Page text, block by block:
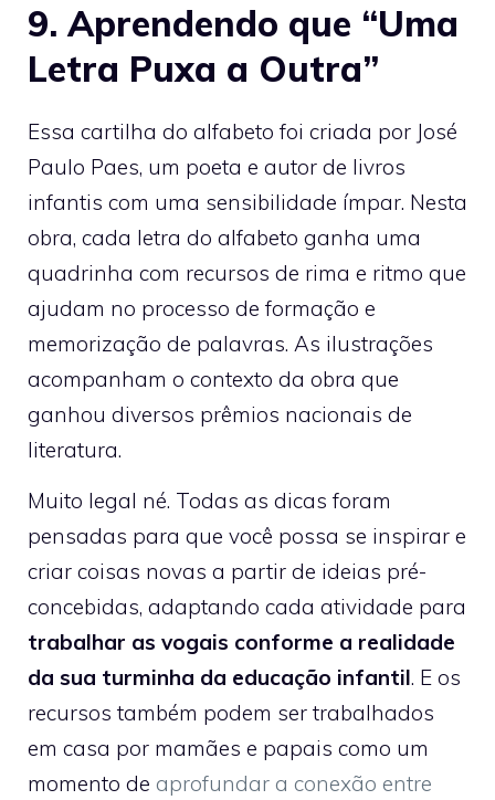
9. Aprendendo que “Uma
Letra Puxa a Outra”
Essa cartilha do alfabeto foi criada por José
Paulo Paes, um poeta e autor de livros
infantis com uma sensibilidade ímpar. Nesta
obra, cada letra do alfabeto ganha uma
quadrinha com recursos de rima e ritmo que
ajudam no processo de formação e
memorização de palavras. As ilustrações
acompanham o contexto da obra que
ganhou diversos prêmios nacionais de
literatura.
Muito legal né. Todas as dicas foram
pensadas para que você possa se inspirar e
criar coisas novas a partir de ideias pré-
concebidas, adaptando cada atividade para
trabalhar as vogais conforme a realidade
da sua turminha da educação infantil. E os
recursos também podem ser trabalhados
em casa por mamães e papais como um
momento de aprofundar a conexão entre